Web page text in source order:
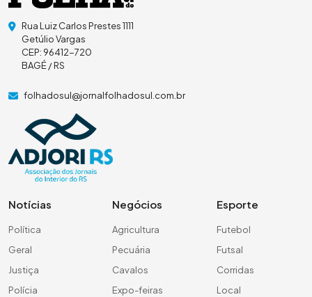
Rua Luiz Carlos Prestes 1111
Getúlio Vargas
CEP: 96412-720
BAGÉ / RS
folhadosul@jornalfolhadosul.com.br
Notícias
Política
Geral
Justiça
Polícia
Negócios
Agricultura
Pecuária
Cavalos
Expo-feiras
Esporte
Futebol
Futsal
Corridas
Local